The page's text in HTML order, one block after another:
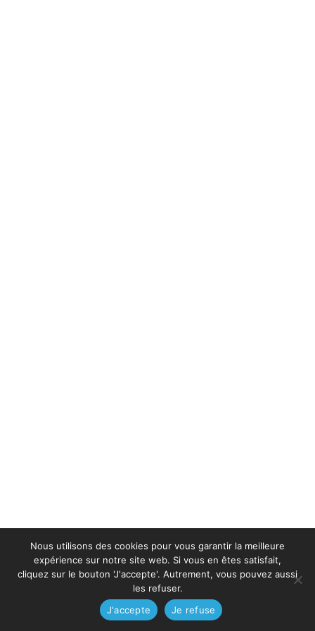
Nous utilisons des cookies pour vous garantir la meilleure
expérience sur notre site web. Si vous en êtes satisfait,
cliquez sur le bouton 'J'accepte'. Autrement, vous pouvez aussi
les refuser.
J'accepte
Je refuse